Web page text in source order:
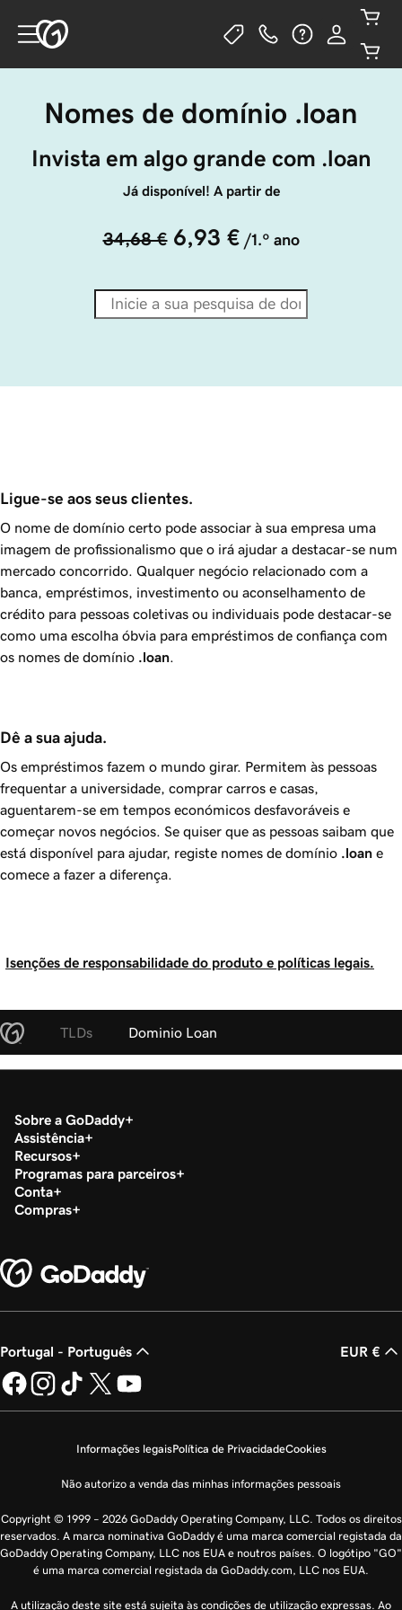
Nomes de domínio .loan
Invista em algo grande com .loan
Já disponível! A partir de
34,68 € 6,93 € /1.º ano
Ligue-se aos seus clientes.
O nome de domínio certo pode associar à sua empresa uma
imagem de profissionalismo que o irá ajudar a destacar-se num
mercado concorrido. Qualquer negócio relacionado com a
banca, empréstimos, investimento ou aconselhamento de
crédito para pessoas coletivas ou individuais pode destacar-se
como uma escolha óbvia para empréstimos de confiança com
os nomes de domínio .loan
Dê a sua ajuda.
Os empréstimos fazem o mundo girar. Permitem às pessoas
frequentar a universidade, comprar carros e casas,
aguentarem-se em tempos económicos desfavoráveis e
começar novos negócios. Se quiser que as pessoas saibam que
está disponível para ajudar, registe nomes de domínio .loan e
comece a fazer a diferença.
Isenções de responsabilidade do produto e políticas legais.
TLDs Dominio Loan
Sobre a GoDaddy
Assistência
Recursos
Programas para parceiros
Conta
Compras
Portugal - Português EUR €
Informações legaisPolítica de PrivacidadeCookies
Não autorizo a venda das minhas informações pessoais
Copyright © 1999 – 2026 GoDaddy Operating Company, LLC. Todos os direitos
reservados. A marca nominativa GoDaddy é uma marca comercial registada da
GoDaddy Operating Company, LLC nos EUA e noutros países. O logótipo "GO"
é uma marca comercial registada da GoDaddy.com, LLC nos EUA.
A utilização deste site está sujeita às condições de utilização expressas. Ao